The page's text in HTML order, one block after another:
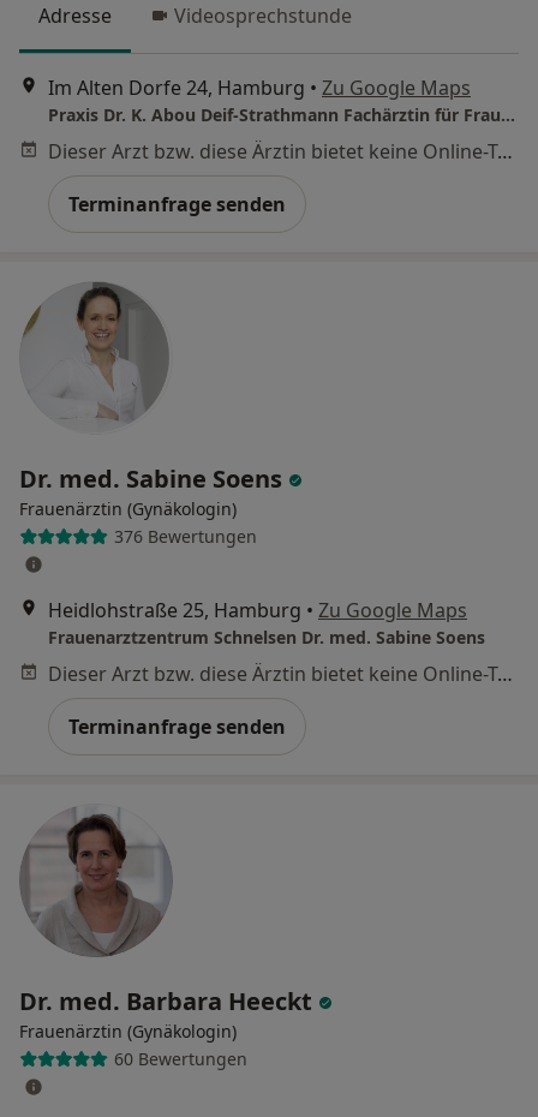
Adresse Videosprechstunde
Im Alten Dorfe 24, Hamburg • Zu Google Maps
Praxis Dr. K. Abou Deif-Strathmann Fachärztin für Frauenheilkunde und Geburtshilfe
Dieser Arzt bzw. diese Ärztin bietet keine Online-Terminbuchung an diesem Standort an.
Terminanfrage senden
Dr. med. Sabine Soens
Frauenärztin (Gynäkologin)
376 Bewertungen
Heidlohstraße 25, Hamburg • Zu Google Maps
Frauenarztzentrum Schnelsen Dr. med. Sabine Soens
Dieser Arzt bzw. diese Ärztin bietet keine Online-Terminbuchung an diesem Standort an.
Terminanfrage senden
Dr. med. Barbara Heeckt
Frauenärztin (Gynäkologin)
60 Bewertungen